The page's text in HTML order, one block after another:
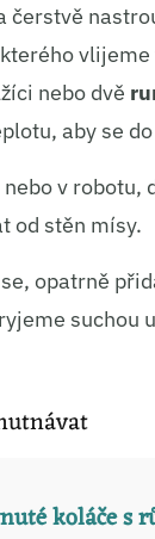
čerstvě
nebo dvě
aby se
v robotu,
od stěn mísy.
opatrně
suchou
koláče